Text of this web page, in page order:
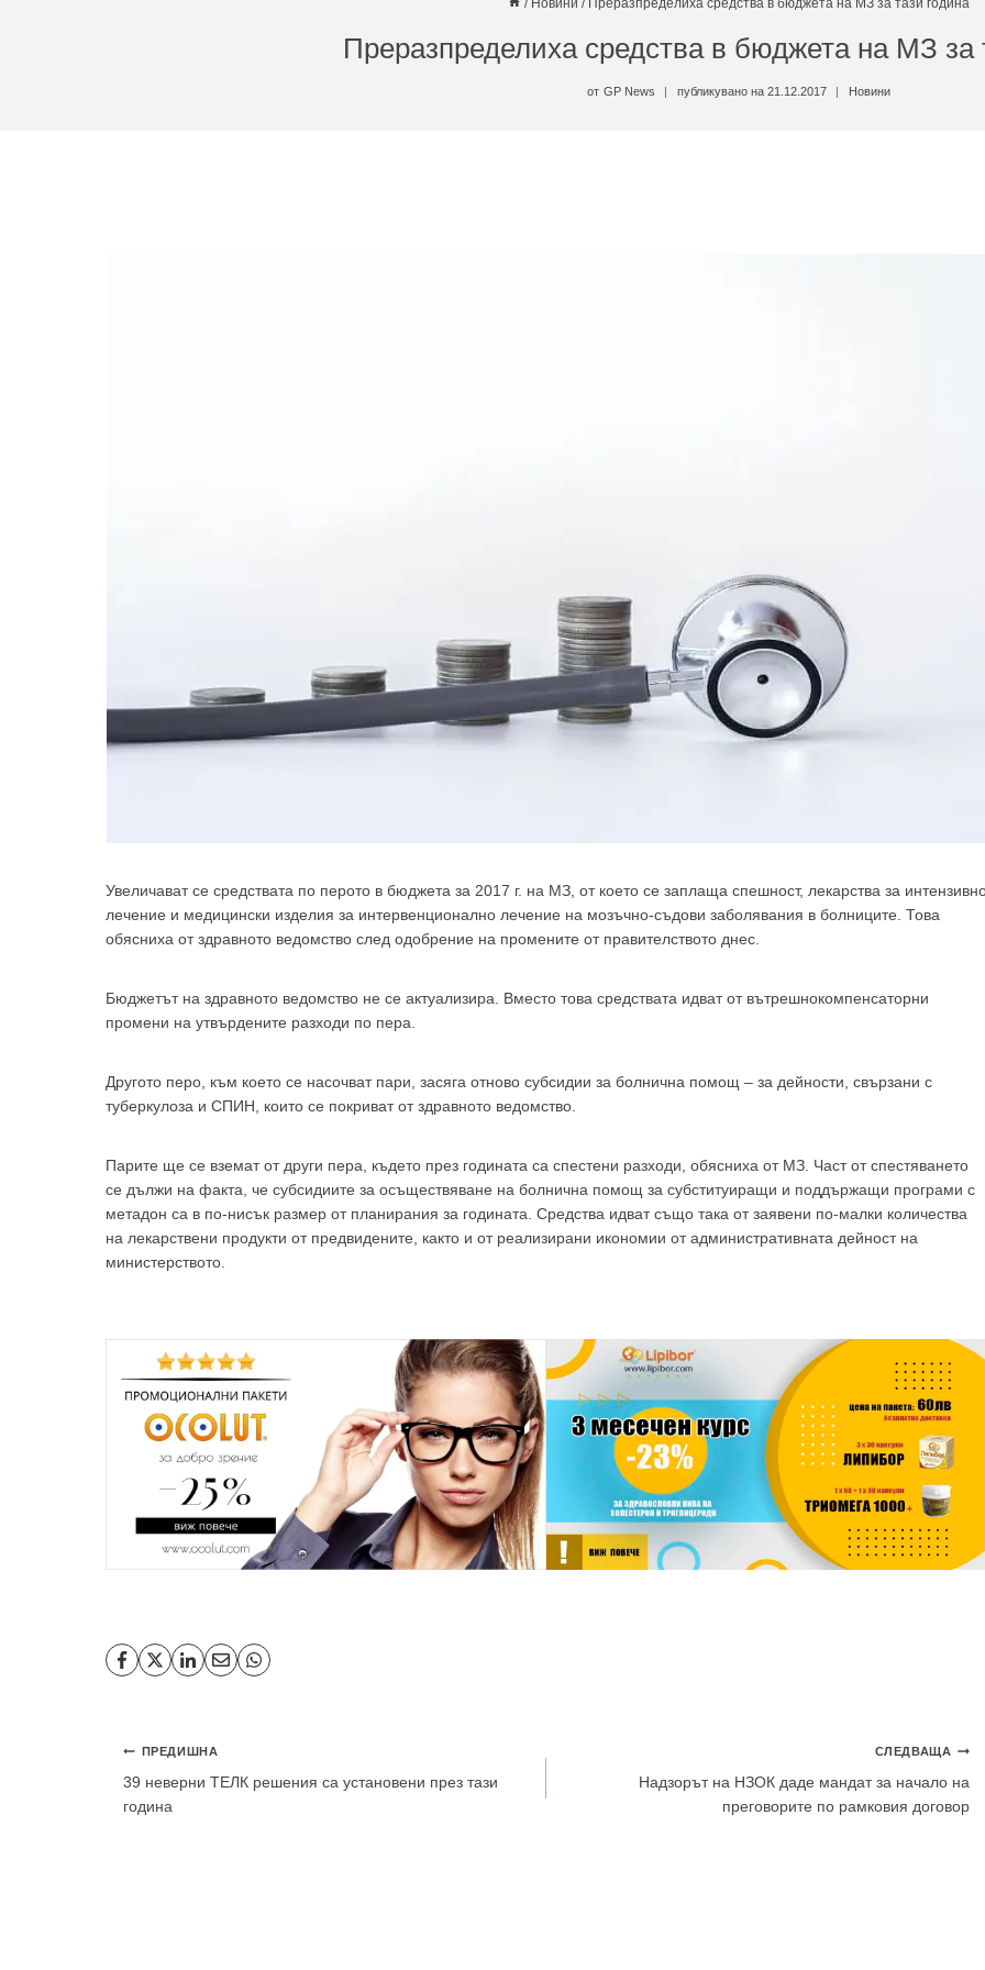
/ Новини / Преразпределиха средства в бюджета на МЗ за тази година
Преразпределиха средства в бюджета на МЗ за
от GP News публикувано на 21.12.2017 Новини
Увеличават се средствата по перото в бюджета за 2017 г. на МЗ, от което се заплаща спешност, лекарства за
лечение и медицински изделия за интервенционално лечение на мозъчно-съдови заболявания в болниците. Това
обясниха от здравното ведомство след одобрение на промените от правителството днес.
Бюджетът на здравното ведомство не се актуализира. Вместо това средствата идват от вътрешнокомпенсаторни
промени на утвърдените разходи по пера.
Другото перо, към което се насочват пари, засяга отново субсидии за болнична помощ – за дейности, свързани с
туберкулоза и СПИН, които се покриват от здравното ведомство.
Парите ще се вземат от други пера, където през годината са спестени разходи, обясниха от МЗ. Част от спестяването
се дължи на факта, че субсидиите за осъществяване на болнична помощ за субституиращи и поддържащи програми с
метадон са в по-нисък размер от планирания за годината. Средства идват също така от заявени по-малки количества
на лекарствени продукти от предвидените, както и от реализирани икономии от административната дейност на
министерството.
Навигация
ПРЕДИШНА
39 неверни ТЕЛК решения са установени през тази
година
СЛЕДВАЩА
Надзорът на НЗОК даде мандат за начало на
преговорите по рамковия договор
GPNews
За да можеда виждате специализирано медицинско съдържание